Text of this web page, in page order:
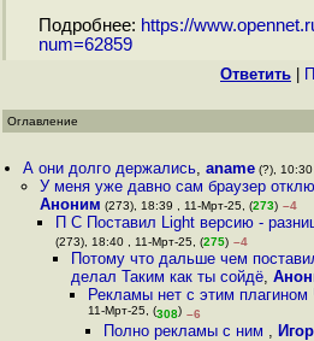
Подробнее: https://
num=62859
Ответить
Оглавление
А они долго держались,aname (?),
У меня уже давно сам браузер
Аноним (273), 18:39 , 11-Мрт-25, (273) –4
П С Поставил Light версию -
(273), 18:40 , 11-Мрт-25, (275) –4
Потому что дальше чем
делал Таким как ты сойдё,
Рекламы нет с этим
11-Мрт-25, (308) –6
Полно рекламы с ним ,